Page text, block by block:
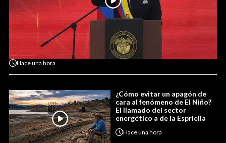
Haceuna hora
¿Cómo evitar un apagón de
cara al fenómeno de El Niño?
El llamado del sector
energético a de la Espriella
Haceuna hora